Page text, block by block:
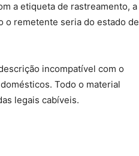
a etiqueta de rastreamento, a
o remetente seria do estado de
incompatível com o
Todo o material
legais cabíveis.